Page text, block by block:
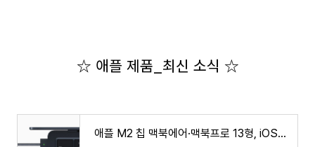
☆ 애플 제품_최신 소식 ☆
애플 M2 칩 맥북에어·맥북프로 13형, iOS16 공개